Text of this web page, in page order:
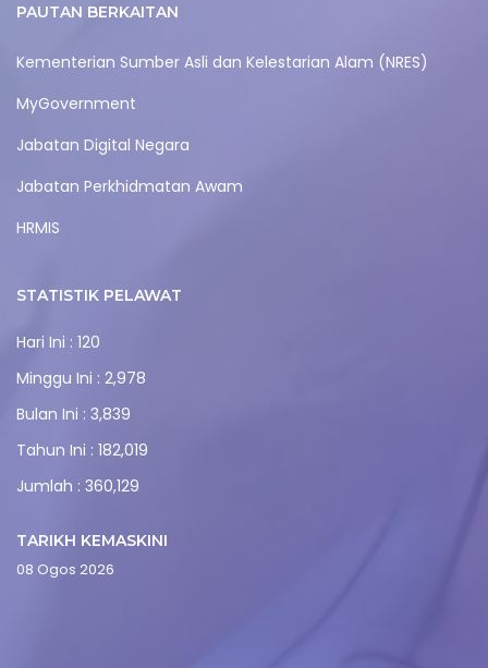
PAUTAN BERKAITAN
Kementerian Sumber Asli dan Kelestarian Alam (NRES)
MyGovernment
Jabatan Digital Negara
Jabatan Perkhidmatan Awam
HRMIS
STATISTIK PELAWAT
Hari Ini : 120
Minggu Ini : 2,978
Bulan Ini : 3,839
Tahun Ini : 182,019
Jumlah : 360,129
TARIKH KEMASKINI
08 Ogos 2026